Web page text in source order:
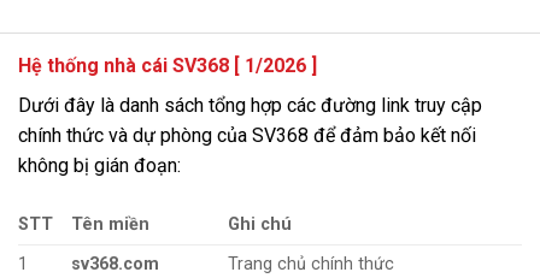
Hệ thống nhà cái SV368 [ 1/2026 ]
Dưới đây là danh sách tổng hợp các đường link truy cập
chính thức và dự phòng của SV368 để đảm bảo kết nối
không bị gián đoạn:
STT Tên miền
Ghi chú
1
sv368.com
Trang chủ chính thức